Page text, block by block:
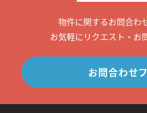
物件に関するお問合わ
お気軽にリクエスト・お
お問合わせ